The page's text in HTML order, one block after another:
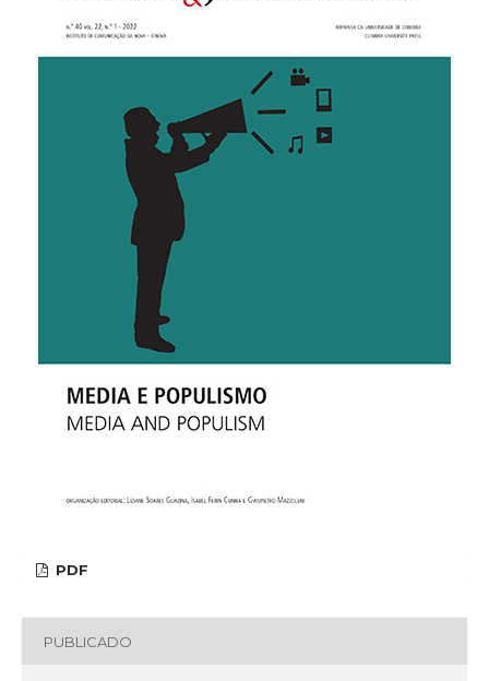
PDF
PUBLICADO